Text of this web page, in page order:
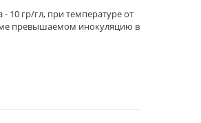
10 гр/гл, при температуре от
превышаемом инокуляцию в